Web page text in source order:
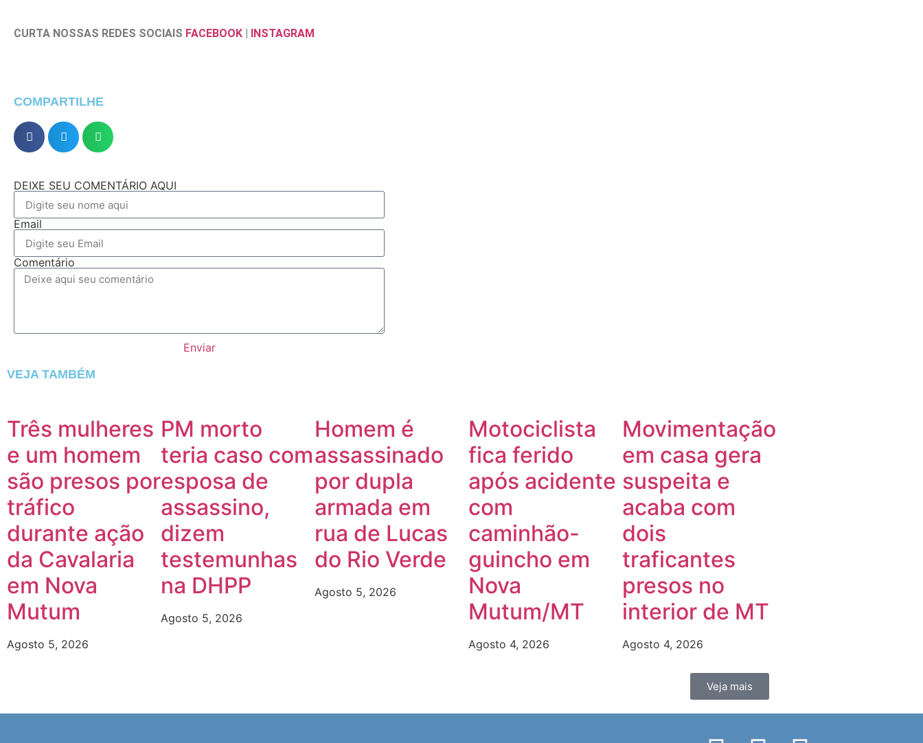
CURTA NOSSAS REDES SOCIAIS FACEBOOK | INSTAGRAM
COMPARTILHE
DEIXE SEU COMENTÁRIO AQUI
Email
Comentário
Enviar
VEJA TAMBÉM
Três mulheres
e um homem
são presos por
tráfico
durante ação
da Cavalaria
em Nova
Mutum
Agosto 5, 2026
PM morto
teria caso com
esposa de
assassino,
dizem
testemunhas
na DHPP
Agosto 5, 2026
Homem é
assassinado
por dupla
armada em
rua de Lucas
do Rio Verde
Agosto 5, 2026
Motociclista
fica ferido
após acidente
com
caminhão-
guincho em
Nova
Mutum/MT
Agosto 4, 2026
Movimentação
em casa gera
suspeita e
acaba com
dois
traficantes
presos no
interior de MT
Agosto 4, 2026
Veja mais